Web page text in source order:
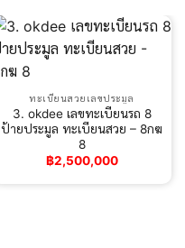
ทะเบียนสวยเลขประมูล
3. okdee เลขทะเบียนรถ 8
ป้ายประมูล ทะเบียนสวย – 8กฆ
8
฿2,500,000